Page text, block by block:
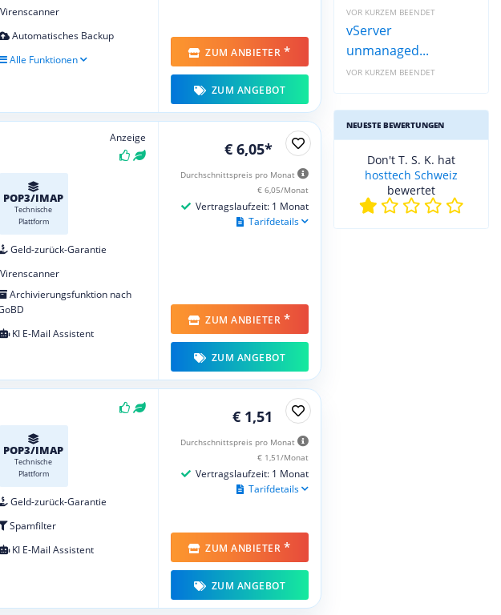
Virenscanner
Automatisches Backup
Alle Funktionen
ZUM ANBIETER *
ZUM ANGEBOT
Anzeige
POP3/IMAP
Technische
Plattform
Geld-zurück-Garantie
Virenscanner
Archivierungsfunktion nach
KI E-Mail Assistent
€ 6,05*
Durchschnittspreis pro Monat
€ 6,05/Monat
Vertragslaufzeit: 1 Monat
Tarifdetails
ZUM ANBIETER *
ZUM ANGEBOT
POP3/IMAP
Technische
Plattform
Geld-zurück-Garantie
Spamfilter
KI E-Mail Assistent
€ 1,51
Durchschnittspreis pro Monat
€ 1,51/Monat
Vertragslaufzeit: 1 Monat
Tarifdetails
ZUM ANBIETER *
ZUM ANGEBOT
VOR KURZEM BEENDET
vServer
unmanaged...
VOR KURZEM BEENDET
NEUESTE BEWERTUNGEN
Don't T. S. K. hat
hosttech Schweiz
bewertet